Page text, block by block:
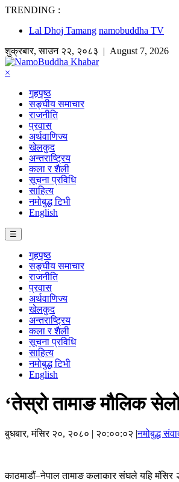
TRENDING :
Lal Dhoj Tamang namobuddha TV
शुक्रबार,साउन २२, २०८३ | August 7, 2026
×
गृहपृष्ठ
सङ्घीय समाचार
राजनीति
प्रवास
अर्थवाणिज्य
खेलकुद
अन्तराष्ट्रिय
कला र शैली
सूचना प्रविधि
साहित्य
नमोबुद्ध टिभी
English
☰
गृहपृष्ठ
सङ्घीय समाचार
राजनीति
प्रवास
अर्थवाणिज्य
खेलकुद
अन्तराष्ट्रिय
कला र शैली
सूचना प्रविधि
साहित्य
नमोबुद्ध टिभी
English
‘तेस्रो तामाङ मौलिक
बुधबार, मंसिर २०, २०८० | २०:००:०२ |नमोबुद्ध
काठमाडौं–नेपाल तामाङ कलाकार संघले यहि मंसिर